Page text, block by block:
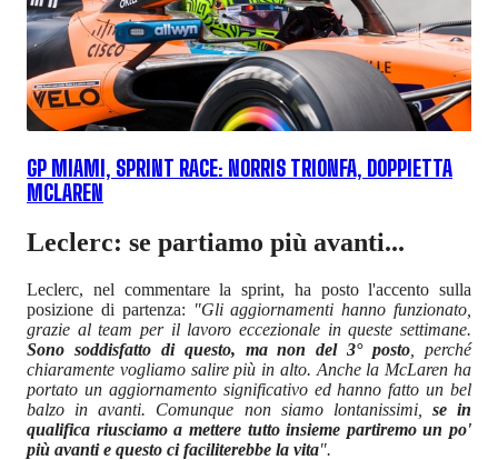
GP MIAMI, SPRINT RACE: NORRIS TRIONFA, DOPPIETTA
MCLAREN
Leclerc: se partiamo più avanti...
Leclerc, nel commentare la sprint, ha posto l'accento sulla
posizione di partenza: "Gli aggiornamenti hanno funzionato,
grazie al team per il lavoro eccezionale in queste settimane.
Sono soddisfatto di questo, ma non del 3° posto , perché
chiaramente vogliamo salire più in alto. Anche la McLaren ha
portato un aggiornamento significativo ed hanno fatto un bel
balzo in avanti. Comunque non siamo lontanissimi,
se in
qualifica riusciamo a mettere tutto insieme partiremo un po'
più avanti e questo ci faciliterebbe la vita".